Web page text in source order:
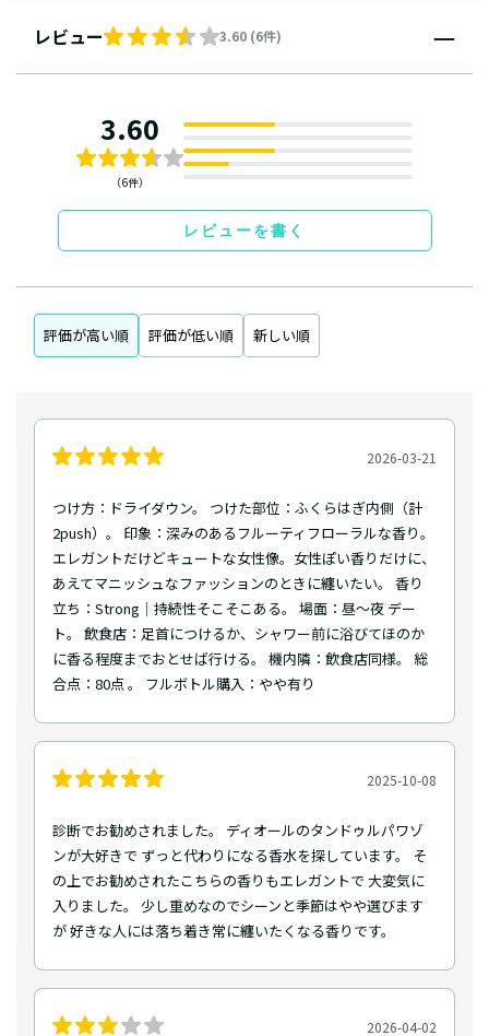
レビュー 3.60 (6件)
3.60
（6件）
レビューを書く
評価が高い順 評価が低い順 新しい順
2026-03-21
つけ方：ドライダウン。 つけた部位：ふくらはぎ内側（計
2push）。 印象：深みのあるフルーティフローラルな香り。
エレガントだけどキュートな女性像。女性ぽい香りだけに、
あえてマニッシュなファッションのときに纏いたい。 香り
立ち：Strong｜持続性そこそこある。 場面：昼～夜 デー
ト。 飲食店：足首につけるか、シャワー前に浴びてほのか
に香る程度までおとせば行ける。 機内隣：飲食店同様。 総
合点：80点 。 フルボトル購入：やや有り
2025-10-08
診断でお勧めされました。 ディオールのタンドゥルパワゾ
ンが大好きで ずっと代わりになる香水を探しています。 そ
の上でお勧めされたこちらの香りもエレガントで 大変気に
入りました。 少し重めなのでシーンと季節はやや選びます
が 好きな人には落ち着き常に纏いたくなる香りです。
2026-04-02